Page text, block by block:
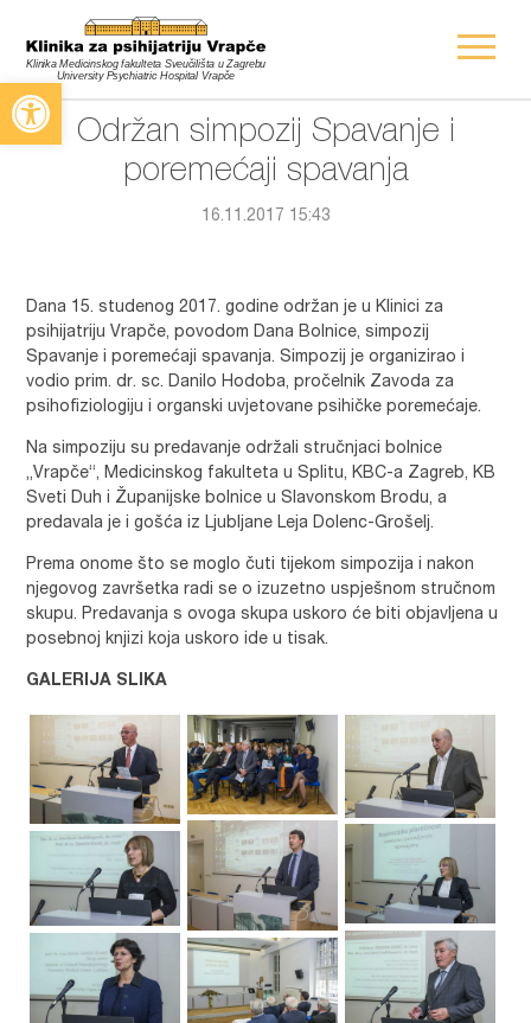
Open toolbar
Održan simpozij Spavanje i
poremećaji spavanja
16.11.2017 15:43
Dana 15. studenog 2017. godine održan je u Klinici za
psihijatriju Vrapče, povodom Dana Bolnice, simpozij
Spavanje i poremećaji spavanja. Simpozij je organizirao i
vodio prim. dr. sc. Danilo Hodoba, pročelnik Zavoda za
psihofiziologiju i organski uvjetovane psihičke poremećaje.
Na simpoziju su predavanje održali stručnjaci bolnice
„Vrapče“, Medicinskog fakulteta u Splitu, KBC-a Zagreb, KB
Sveti Duh i Županijske bolnice u Slavonskom Brodu, a
predavala je i gošća iz Ljubljane Leja Dolenc-Grošelj.
Prema onome što se moglo čuti tijekom simpozija i nakon
njegovog završetka radi se o izuzetno uspješnom stručnom
skupu. Predavanja s ovoga skupa uskoro će biti objavljena u
posebnoj knjizi koja uskoro ide u tisak.
GALERIJA SLIKA